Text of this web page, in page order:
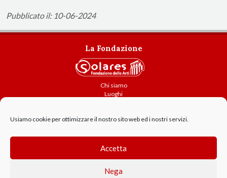
Usiamo cookie per ottimizzare il nostro sito web ed i nostri servizi.
Accetta
Nega
Pubblicato il: 10-06-2024
La Fondazione
Chi siamo
Luoghi
Contatti
Cookie Policy
GDPR - Privacy